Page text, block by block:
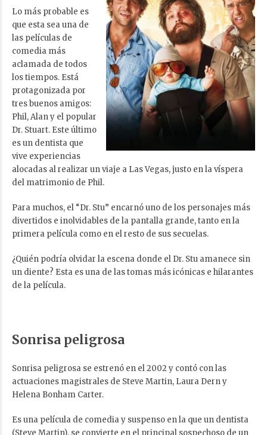
Lo más probable es
que esta sea una de
las películas de
comedia más
aclamada de todos
los tiempos. Está
protagonizada por
tres buenos amigos:
Phil, Alan y el popular
Dr. Stuart. Este último
es un dentista que
vive experiencias
alocadas al realizar un viaje a Las Vegas, justo en la víspera
del matrimonio de Phil.
Para muchos, el “Dr. Stu” encarnó uno de los personajes más
divertidos e inolvidables de la pantalla grande, tanto en la
primera película como en el resto de sus secuelas.
¿Quién podría olvidar la escena donde el Dr. Stu amanece sin
un diente? Esta es una de las tomas más icónicas e hilarantes
de la película.
Sonrisa peligrosa
Sonrisa peligrosa se estrenó en el 2002 y contó con las
actuaciones magistrales de Steve Martin, Laura Dern y
Helena Bonham Carter.
Es una película de comedia y suspenso en la que un dentista